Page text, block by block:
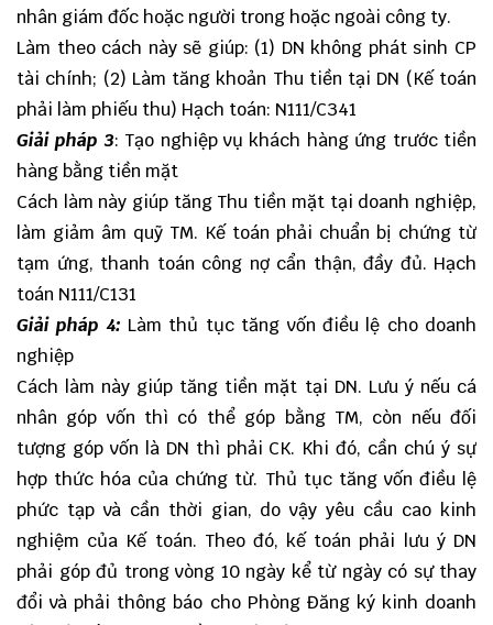
nhân giám đốc hoặc người trong hoặc ngoài công ty.
Làm theo cách này sẽ giúp: (1) DN không phát sinh CP
tài chính; (2) Làm tăng khoản Thu tiền tại DN (Kế toán
phải làm phiếu thu) Hạch toán: N111/C341
Giải pháp 3: Tạo nghiệp vụ khách hàng ứng trước tiền
hàng bằng tiền mặt
Cách làm này giúp tăng Thu tiền mặt tại doanh nghiệp,
làm giảm âm quỹ TM. Kế toán phải chuẩn bị chứng từ
tạm ứng, thanh toán công nợ cẩn thận, đầy đủ. Hạch
toán N111/C131
Giải pháp 4: Làm thủ tục tăng vốn điều lệ cho doanh
nghiệp
Cách làm này giúp tăng tiền mặt tại DN. Lưu ý nếu cá
nhân góp vốn thì có thể góp bằng TM, còn nếu đối
tượng góp vốn là DN thì phải CK. Khi đó, cần chú ý sự
hợp thức hóa của chứng từ. Thủ tục tăng vốn điều lệ
phức tạp và cần thời gian, do vậy yêu cầu cao kinh
nghiệm của Kế toán. Theo đó, kế toán phải lưu ý DN
phải góp đủ trong vòng 10 ngày kể từ ngày có sự thay
đổi và phải thông báo cho Phòng Đăng ký kinh doanh